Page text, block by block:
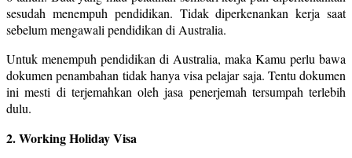
sesudah menempuh pendidikan. Tidak diperkenankan kerja saat
sebelum mengawali pendidikan di Australia.
Untuk menempuh pendidikan di Australia, maka Kamu perlu bawa
dokumen penambahan tidak hanya visa pelajar saja. Tentu dokumen
ini mesti di terjemahkan oleh jasa penerjemah tersumpah terlebih
dulu.
2. Working Holiday Visa